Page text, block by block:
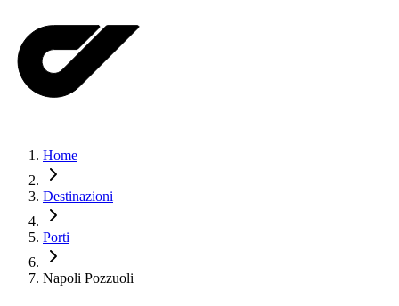
Home
Destinazioni
Porti
Napoli Pozzuoli